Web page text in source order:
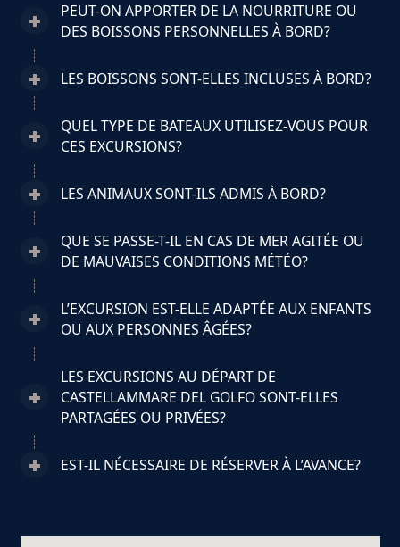
PEUT-ON APPORTER DE LA NOURRITURE OU
DES BOISSONS PERSONNELLES À BORD?
LES BOISSONS SONT-ELLES INCLUSES À BORD?
QUEL TYPE DE BATEAUX UTILISEZ-VOUS POUR
CES EXCURSIONS?
LES ANIMAUX SONT-ILS ADMIS À BORD?
QUE SE PASSE-T-IL EN CAS DE MER AGITÉE OU
DE MAUVAISES CONDITIONS MÉTÉO?
L’EXCURSION EST-ELLE ADAPTÉE AUX ENFANTS
OU AUX PERSONNES ÂGÉES?
LES EXCURSIONS AU DÉPART DE
CASTELLAMMARE DEL GOLFO SONT-ELLES
PARTAGÉES OU PRIVÉES?
EST-IL NÉCESSAIRE DE RÉSERVER À L’AVANCE?